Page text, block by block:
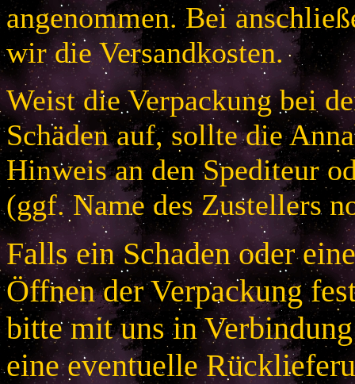
angenommen. Bei
wir die Versandkosten.
Weist die Verpackung bei
Schäden auf, sollte die
Hinweis an den Spediteur
(ggf. Name des Zustellers
Falls ein Schaden oder
Öffnen der Verpackung
bitte mit uns in
eine eventuelle